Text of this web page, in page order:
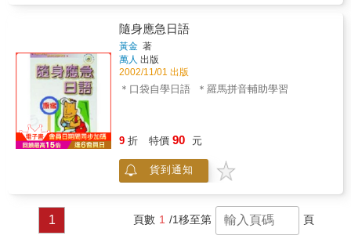
—21個場景、180個功能日語。想找話題，就先
從「您現在的狀況及地點」為出發點，快從目
錄中，找出您現在所在的場景，是寄信、是看
病、是點菜、是預約餐廳、是跟鄰居閒聊，這
裡場景應有盡有，找到要說的話題，就是打開
話匣子的第一步！2. 生活萬用對象WHO—接下
來，要知道「對方的角色」，本書從9歲到99
面，不同的對象就有不同的對應方式，同樣的
一句卻有多樣的說法，快從各場景中挑選出恰
當的句子，包您用得道地說得清楚！3. 生活萬
用情緒WHY—同樣一句話，為何對方有時用那
一舉，同時也表達每個人的情緒，也就是因為
當天的心情，會影響每個人講話的口氣。要掌
握對方說話的語感、強調的重點，就快翻每個
隨身應急日語
黃金 著
萬人 出版
2002/11/01 出版
＊口袋自學日語 ＊羅馬拼音輔助學習
9 折 特價 90 元
貨到通知
1 頁數 1 /1移至第 頁